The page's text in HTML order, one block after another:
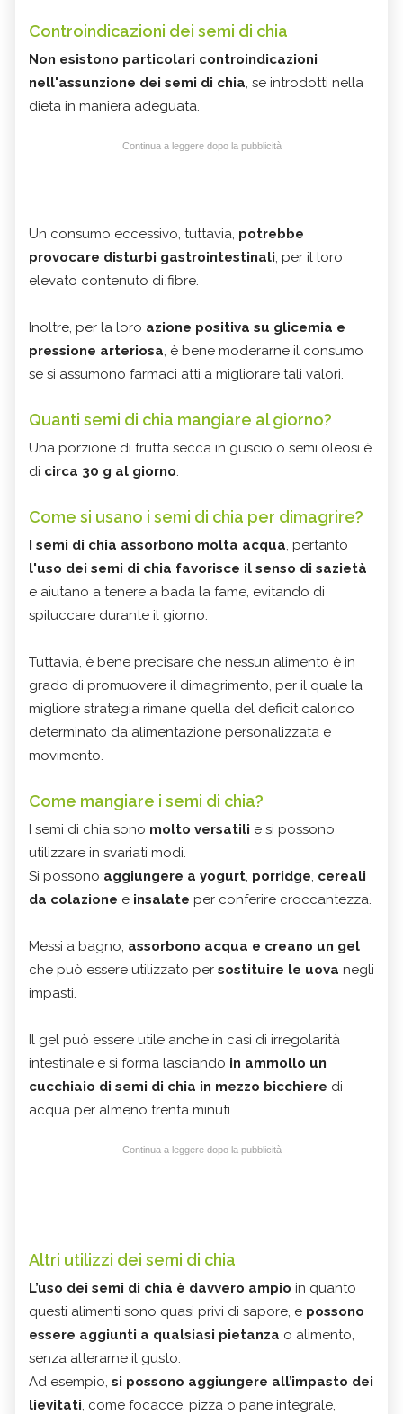
Controindicazioni dei semi di chia
Non esistono particolari controindicazioni
nell'assunzione dei semi di chia, se introdotti nella
dieta in maniera adeguata.
Continua a leggere dopo la pubblicità
Un consumo eccessivo, tuttavia, potrebbe
provocare disturbi gastrointestinali, per il loro
elevato contenuto di fibre.
Inoltre, per la loro azione positiva su glicemia e
pressione arteriosa, è bene moderarne il consumo
se si assumono farmaci atti a migliorare tali valori.
Quanti semi di chia mangiare al giorno?
Una porzione di frutta secca in guscio o semi oleosi è
di circa 30 g al giorno.
Come si usano i semi di chia per dimagrire?
I semi di chia assorbono molta acqua, pertanto
l'uso dei semi di chia favorisce il senso di sazietà
e aiutano a tenere a bada la fame, evitando di
spiluccare durante il giorno.
Tuttavia, è bene precisare che nessun alimento è in
grado di promuovere il dimagrimento, per il quale la
migliore strategia rimane quella del deficit calorico
determinato da alimentazione personalizzata e
movimento.
Come mangiare i semi di chia?
I semi di chia sono molto versatili e si possono
utilizzare in svariati modi.
Si possono aggiungere a yogurt, porridge, cereali
da colazione e insalate per conferire croccantezza.
Messi a bagno, assorbono acqua e creano un gel
che può essere utilizzato per sostituire le uova negli
impasti.
Il gel può essere utile anche in casi di irregolarità
intestinale e si forma lasciando in ammollo un
cucchiaio di semi di chia in mezzo bicchiere di
acqua per almeno trenta minuti.
Continua a leggere dopo la pubblicità
Altri utilizzi dei semi di chia
L’uso dei semi di chia è davvero ampio in quanto
questi alimenti sono quasi privi di sapore, e possono
essere aggiunti a qualsiasi pietanza o alimento,
senza alterarne il gusto.
Ad esempio, si possono aggiungere all’impasto dei
lievitati, come focacce, pizza o pane integrale,